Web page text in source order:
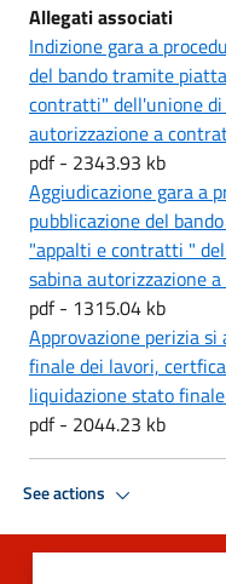
Allegati associati
Indizione gara a
del bando tramite
contratti" dell'unione di
autorizzazione a
pdf - 2343.93 kb
Aggiudicazione gara a
pubblicazione del
"appalti e contratti "
sabina autorizzazione
pdf - 1315.04 kb
Approvazione perizia
finale dei lavori,
liquidazione stato
pdf - 2044.23 kb
See actions